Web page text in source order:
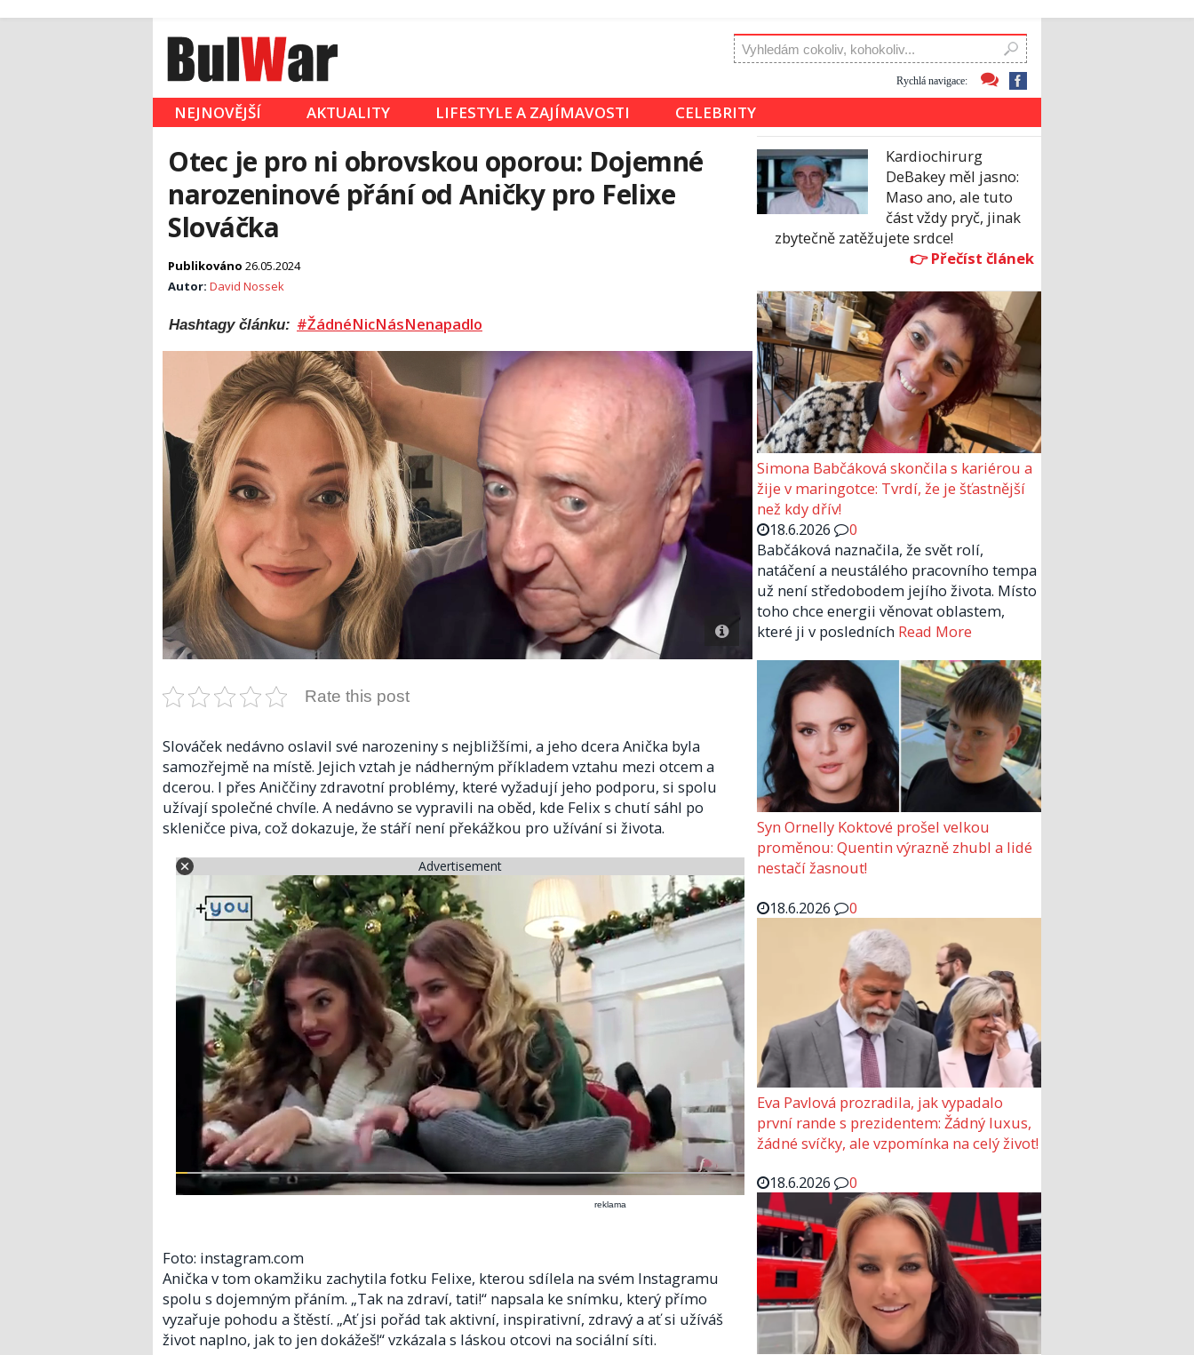
Rychlá navigace:
NEJNOVĚJŠÍ AKTUALITY LIFESTYLE A ZAJÍMAVOSTI CELEBRITY
Otec je pro ni obrovskou oporou: Dojemné
narozeninové přání od Aničky pro Felixe
Slováčka
Publikováno 26.05.2024
Autor: David Nossek
Hashtagy článku: #ŽádnéNicNásNenapadlo
Rate this post
Slováček nedávno oslavil své narozeniny s nejbližšími, a jeho dcera Anička byla
samozřejmě na místě. Jejich vztah je nádherným příkladem vztahu mezi otcem a
dcerou. I přes Aniččiny zdravotní problémy, které vyžadují jeho podporu, si spolu
užívají společné chvíle. A nedávno se vypravili na oběd, kde Felix s chutí sáhl po
skleničce piva, což dokazuje, že stáří není překážkou pro užívání si života.
Advertisement
reklama
Foto: instagram.com
Anička v tom okamžiku zachytila fotku Felixe, kterou sdílela na svém Instagramu
spolu s dojemným přáním. „Tak na zdraví, tati!“ napsala ke snímku, který přímo
vyzařuje pohodu a štěstí. „Ať jsi pořád tak aktivní, inspirativní, zdravý a ať si užíváš
život naplno, jak to jen dokážeš!“ vzkázala s láskou otcovi na sociální síti.
Kardiochirurg
DeBakey měl jasno:
Maso ano, ale tuto
část vždy pryč, jinak
zbytečně zatěžujete srdce!
Simona Babčáková skončila s kariérou a
žije v maringotce: Tvrdí, že je šťastnější
než kdy dřív!
18.6.2026
0
Babčáková naznačila, že svět rolí,
natáčení a neustálého pracovního tempa
už není středobodem jejího života. Místo
toho chce energii věnovat oblastem,
které ji v posledních Read More
Syn Ornelly Koktové prošel velkou
proměnou: Quentin výrazně zhubl a lidé
nestačí žasnout!
18.6.2026
0
Eva Pavlová prozradila, jak vypadalo
první rande s prezidentem: Žádný luxus,
žádné svíčky, ale vzpomínka na celý život!
18.6.2026
0